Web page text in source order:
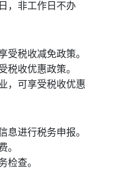
，非工作日不办
受税收减免政策。
税收优惠政策。
，可享受税收优惠
息进行税务申报。
检查。